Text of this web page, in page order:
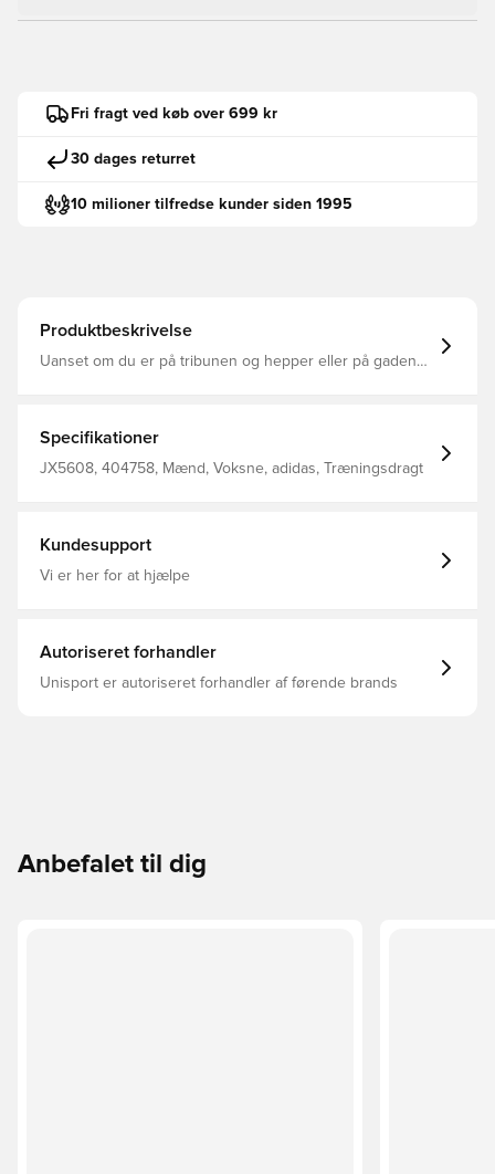
Fri fragt ved køb over 699 kr
30 dages returret
10 milioner tilfredse kunder siden 1995
Produktbeskrivelse
Uanset om du er på tribunen og hepper eller på gaden
åndbart mesh, holder det dig behagelig, så du kan
fokusere på handlingen. Satin snorekantning og et
signaturlogo tilføjer sporty flair. Løs pasform
Specifikationer
JX5608, 404758, Mænd, Voksne, adidas, Træningsdragt
Kundesupport
Vi er her for at hjælpe
Autoriseret forhandler
Unisport er autoriseret forhandler af førende brands
Anbefalet til dig